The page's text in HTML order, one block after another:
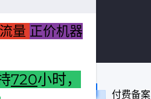
付费备案
量 正价机器
720小时，